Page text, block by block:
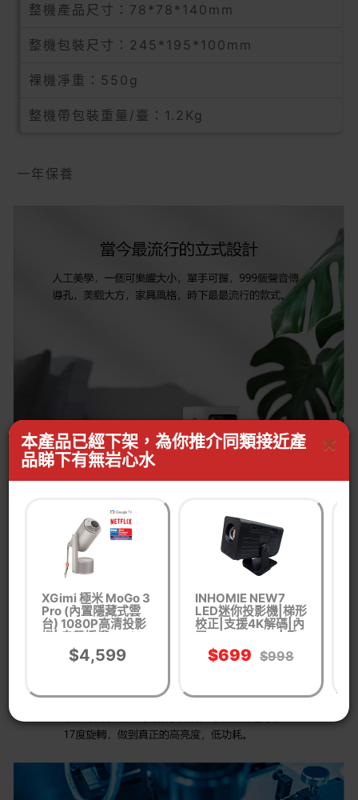
整機產品尺寸：78*78*140mm
整機包裝尺寸：245*195*100mm
裸機凈重：550g
整機帶包裝重量/臺：1.2Kg
一年保養
×
本產品已經下架，為你推介同類接近產
品睇下有無岩心水
XGimi 極米 MoGo 3
Pro (內置隱藏式雲
台) 1080P高清投影
機| 自帶授權Netflix
| 450流明 | Harman
Kardon 內置喇叭 |
$4,599
INHOMIE NEW7
LED迷你投影機|梯形
校正|支援4K解碼|內
置Google Play | 香
港行貨
$699 $998